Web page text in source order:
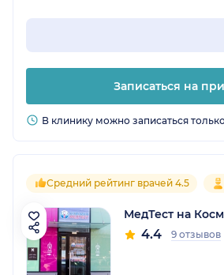
Записаться на
В клинику можно записаться
Средний рейтинг врачей 4.5
МедТест на
4.4 9 отзывов